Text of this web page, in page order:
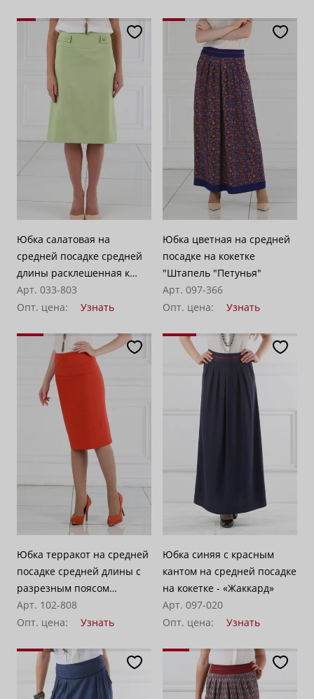
Юбка салатовая на
средней посадке средней
длины расклешенная к
низу "Доминикана"
Арт. 033-803
Опт. цена:
Узнать
Юбка цветная на средней
посадке на кокетке
"Штапель "Петунья"
Арт. 097-366
Опт. цена:
Узнать
Юбка терракот на средней
посадке средней длины с
разрезным поясом
"Доминикана"
Арт. 102-808
Опт. цена:
Узнать
Юбка синяя с красным
кантом на средней посадке
на кокетке - «Жаккард»
Арт. 097-020
Опт. цена:
Узнать